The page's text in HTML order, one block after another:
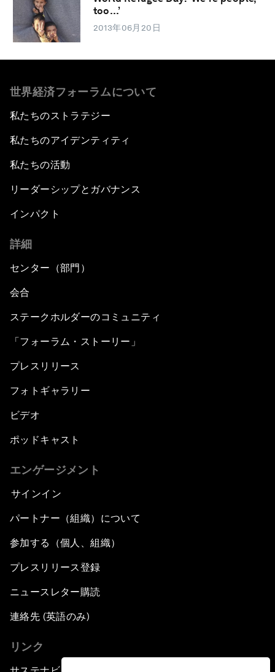
too…’
2013年06月20日
世界経済フォーラムについて
私たちのストラテジー
私たちのアイデンティティ
私たちの活動
リーダーシップとガバナンス
インパクト
詳細
センター（部門）
会合
ステークホルダーのコミュニティ
「フォーラム・ストーリー」
プレスリリース
フォトギャラリー
ビデオ
ポッドキャスト
エンゲージメント
サインイン
パートナー（組織）について
参加する（個人、組織）
プレスリリース登録
ニュースレター購読
連絡先 (英語のみ)
リンク